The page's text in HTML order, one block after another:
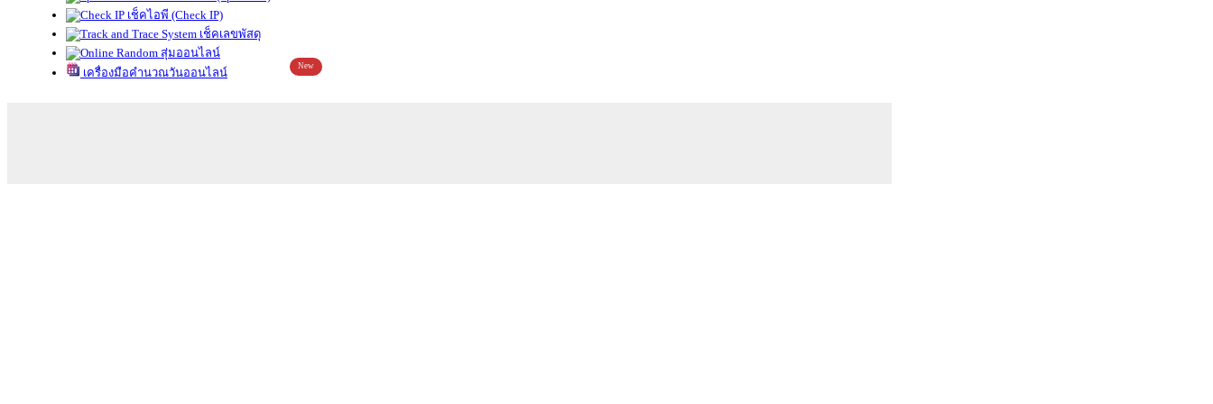
เช็คไอพี (Check IP)
เช็คเลขพัสดุ
สุ่มออนไลน์
เครื่องมือคำนวณวันออนไลน์
New